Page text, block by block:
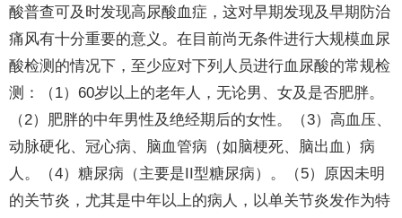
酸普查可及时发现高尿酸血症，这对早期发现及早期防治
痛风有十分重要的意义。在目前尚无条件进行大规模血尿
酸检测的情况下，至少应对下列人员进行血尿酸的常规检
测：（1）60岁以上的老年人，无论男、女及是否肥胖。
（2）肥胖的中年男性及绝经期后的女性。（3）高血压、
动脉硬化、冠心病、脑血管病（如脑梗死、脑出血）病
人。（4）糖尿病（主要是II型糖尿病）。（5）原因未明
的关节炎，尤其是中年以上的病人，以单关节炎发作为特